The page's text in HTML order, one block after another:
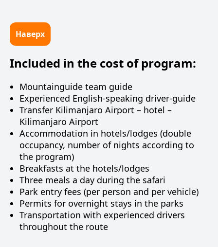
Наверх
Included in the cost of program:
Mountainguide team guide
Experienced English-speaking driver-guide
Transfer Kilimanjaro Airport – hotel –
Kilimanjaro Airport
Accommodation in hotels/lodges (double
occupancy, number of nights according to
the program)
Breakfasts at the hotels/lodges
Three meals a day during the safari
Park entry fees (per person and per vehicle)
Permits for overnight stays in the parks
Transportation with experienced drivers
throughout the route